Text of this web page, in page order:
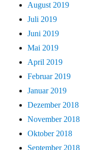
August 2019
Juli 2019
Juni 2019
Mai 2019
April 2019
Februar 2019
Januar 2019
Dezember 2018
November 2018
Oktober 2018
September 2018